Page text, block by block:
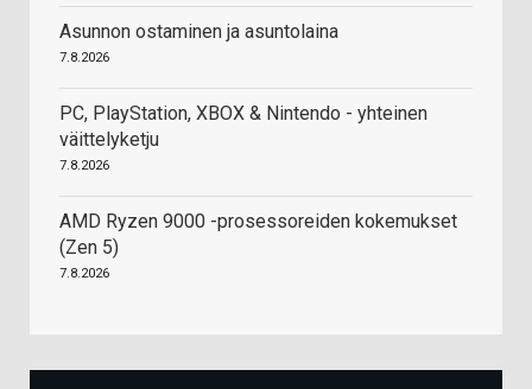
Asunnon ostaminen ja asuntolaina
7.8.2026
PC, PlayStation, XBOX & Nintendo - yhteinen
väittelyketju
7.8.2026
AMD Ryzen 9000 -prosessoreiden kokemukset
(Zen 5)
7.8.2026